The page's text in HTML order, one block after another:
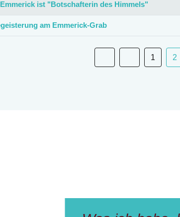
ist "Botschafterin des Himmels"
am Emmerick-Grab
1 2